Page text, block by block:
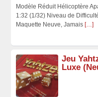
Modèle Réduit Hélicoptère
1:32 (1/32) Niveau de
Maquette Neuve, Jamais […]
Jeu
Luxe